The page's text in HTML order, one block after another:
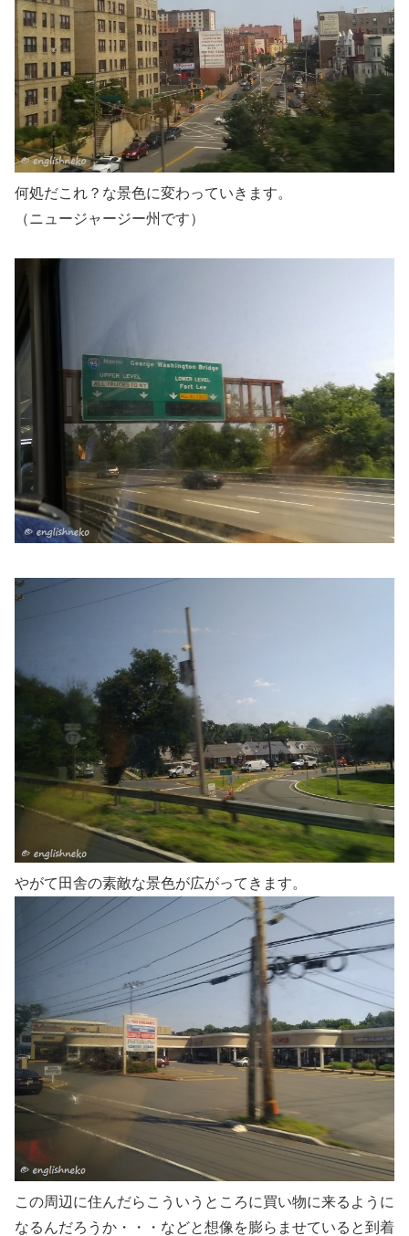
何処だこれ？な景色に変わっていきます。
（ニュージャージー州です）
やがて田舎の素敵な景色が広がってきます。
この周辺に住んだらこういうところに買い物に来るように
なるんだろうか・・・などと想像を膨らませていると到着